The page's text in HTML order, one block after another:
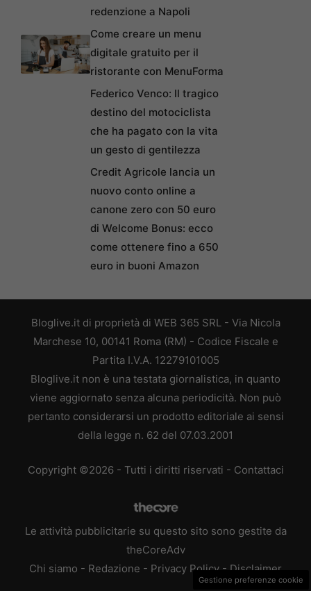
redenzione a Napoli
Come creare un menu
digitale gratuito per il
ristorante con MenuForma
Federico Venco: Il tragico
destino del motociclista
che ha pagato con la vita
un gesto di gentilezza
Credit Agricole lancia un
nuovo conto online a
canone zero con 50 euro
di Welcome Bonus: ecco
come ottenere fino a 650
euro in buoni Amazon
Bloglive.it di proprietà di WEB 365 SRL - Via Nicola
Marchese 10, 00141 Roma (RM) - Codice Fiscale e
Partita I.V.A. 12279101005
Bloglive.it non è una testata giornalistica, in quanto
viene aggiornato senza alcuna periodicità. Non può
pertanto considerarsi un prodotto editoriale ai sensi
della legge n. 62 del 07.03.2001
Copyright ©2026 - Tutti i diritti riservati - Contattaci
Le attività pubblicitarie su questo sito sono gestite da
theCoreAdv
Chi siamo - Redazione - Privacy Policy - Disclaimer
Gestione preferenze cookie